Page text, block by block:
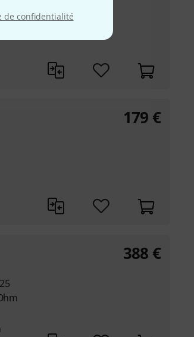
de confidentialité
179 €
388 €